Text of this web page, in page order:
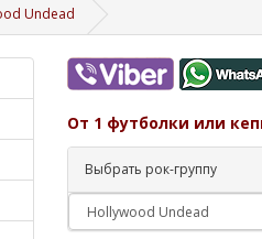
Undead
От 1 футболки или
Выбрать рок-группу